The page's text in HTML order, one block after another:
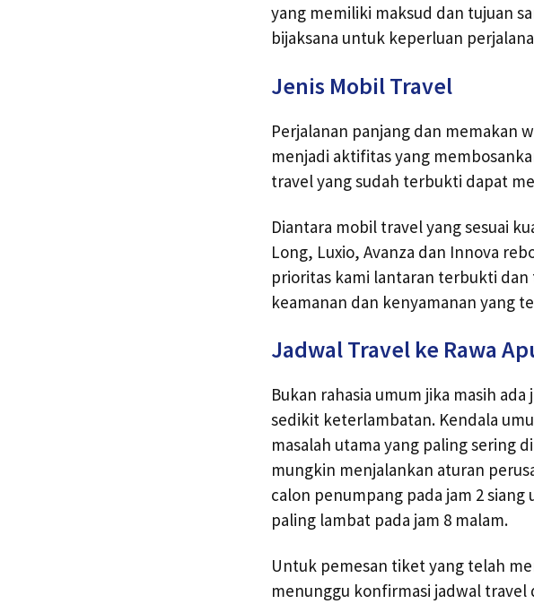
yang memiliki maksud dan tujuan
bijaksana untuk keperluan
Jenis Mobil Travel
Perjalanan panjang dan memakan
menjadi aktifitas yang
travel yang sudah terbukti dapat
Diantara mobil travel yang sesuai
Long, Luxio, Avanza dan Innova
prioritas kami lantaran terbukti
keamanan dan kenyamanan yang
Jadwal Travel ke Rawa
Bukan rahasia umum jika masih
sedikit keterlambatan. Kendala
masalah utama yang paling sering
mungkin menjalankan aturan
calon penumpang pada jam 2
paling lambat pada jam 8 malam.
Untuk pemesan tiket yang telah
menunggu konfirmasi jadwal travel